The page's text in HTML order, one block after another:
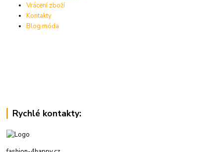
Vrácení zboží
Kontakty
Blog móda
Rychlé kontakty: